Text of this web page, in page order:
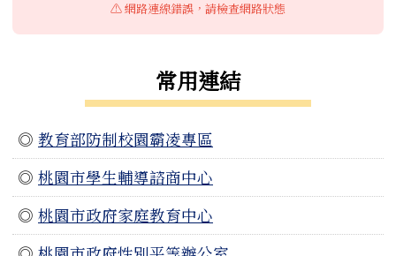
⚠️ 網路連線錯誤，請檢查網路狀態
常用連結
◎ 教育部防制校園霸凌專區
◎ 桃園市學生輔導諮商中心
◎ 桃園市政府家庭教育中心